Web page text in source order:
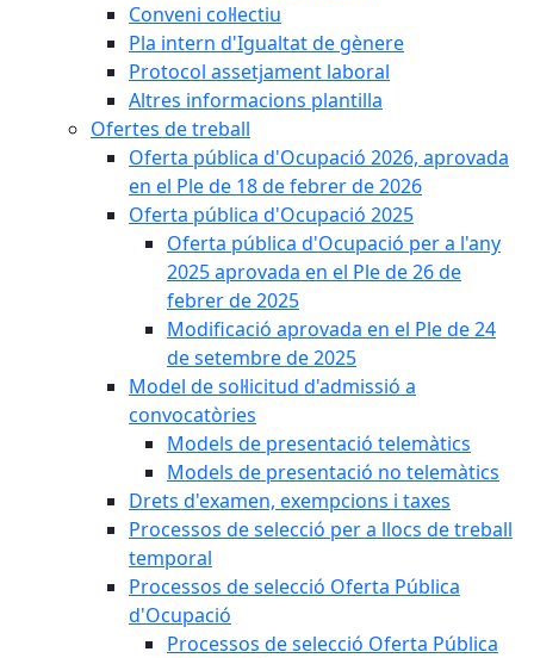
Conveni col·lectiu
Pla intern d'Igualtat de gènere
Protocol assetjament laboral
Altres informacions plantilla
Ofertes de treball
Oferta pública d'Ocupació 2026, aprovada
en el Ple de 18 de febrer de 2026
Oferta pública d'Ocupació 2025
Oferta pública d'Ocupació per a l'any
2025 aprovada en el Ple de 26 de
febrer de 2025
Modificació aprovada en el Ple de 24
de setembre de 2025
Model de sol·licitud d'admissió a
convocatòries
Models de presentació telemàtics
Models de presentació no telemàtics
Drets d'examen, exempcions i taxes
Processos de selecció per a llocs de treball
temporal
Processos de selecció Oferta Pública
d'Ocupació
Processos de selecció Oferta Pública